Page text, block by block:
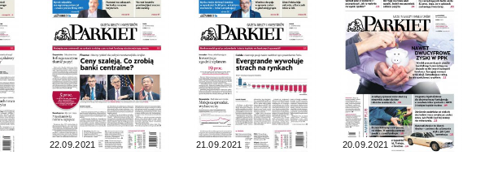
22.09.2021 21.09.2021 20.09.2021